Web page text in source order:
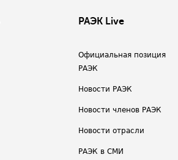
РАЭК Live
Официальная позиция
РАЭК
Новости РАЭК
Новости членов РАЭК
Новости отрасли
РАЭК в СМИ